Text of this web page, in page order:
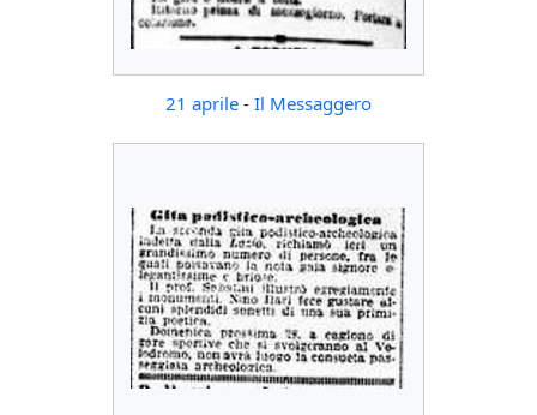
21 aprile - Il Messaggero